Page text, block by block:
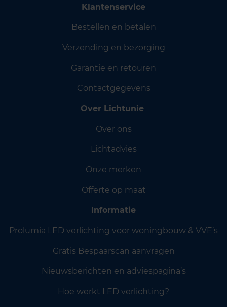
Klantenservice
Bestellen en betalen
Verzending en bezorging
Garantie en retouren
Contactgegevens
Over Lichtunie
Over ons
Lichtadvies
Onze merken
Offerte op maat
Informatie
Prolumia LED verlichting voor woningbouw & VVE’s
Gratis Bespaarscan aanvragen
Nieuwsberichten en adviespagina’s
Hoe werkt LED verlichting?